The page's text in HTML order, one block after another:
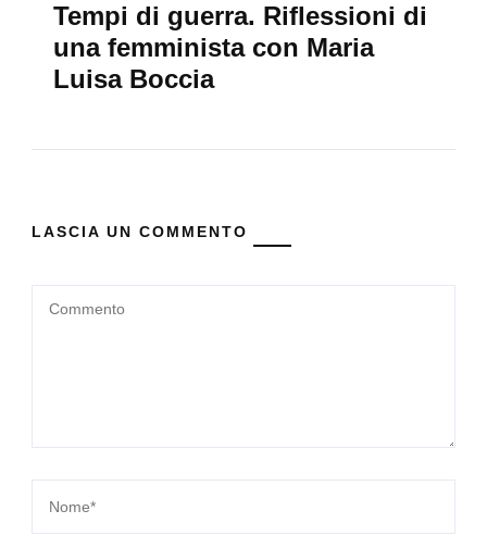
Tempi di guerra. Riflessioni di
una femminista con Maria
Luisa Boccia
LASCIA UN COMMENTO